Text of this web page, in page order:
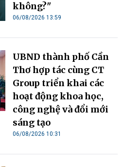
không?"
06/08/2026 13:59
UBND thành phố Cần
Thơ hợp tác cùng CT
Group triển khai các
hoạt động khoa học,
công nghệ và đổi mới
sáng tạo
06/08/2026 10:31